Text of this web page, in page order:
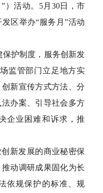
）活动。5月30日，市
区举办“服务月”活动
保护制度，服务创新发
监管部门立足地方实
新宣传方式方法、分
办案、引导社会多方
企业困难和诉求，推
新发展的商业秘密保
动调研成果固化为长
依规保护的标准、规